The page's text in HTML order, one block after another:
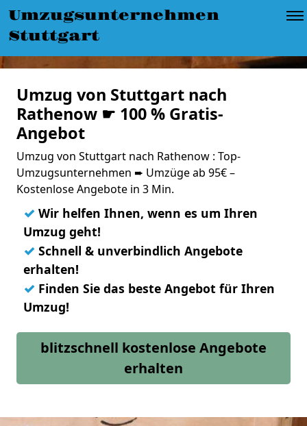
Umzugsunternehmen
Stuttgart
Umzug von Stuttgart nach
Rathenow ☛ 100 % Gratis-
Angebot
Umzug von Stuttgart nach Rathenow : Top-
Umzugsunternehmen ➨ Umzüge ab 95€ –
Kostenlose Angebote in 3 Min.
✓ Wir helfen Ihnen, wenn es um Ihren
Umzug geht!
✓ Schnell & unverbindlich Angebote
erhalten!
✓ Finden Sie das beste Angebot für Ihren
Umzug!
blitzschnell kostenlose Angebote
erhalten